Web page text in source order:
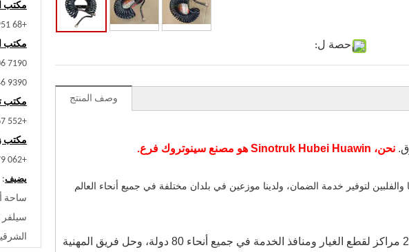
مكتب
+68 73605170951
مكتب
7190 3216806 (كره ارضيه)؛
9390 0013346 (ذكي)
مكتب
+552 367 077 080
مكتب
+062 579 000 880
يضيف:
حصة ل:
وصف المنتج
نحن، Sinotruk Hubei Huawin هو مصنع سينوتروك فرع.
لتوفير خدمة الضمان، ولدينا موزعين في بلدان مختلفة في جميع أنحاء العالم
3) في الوقت المناسب بعد البيع: لقد أنشأنا أكثر من 240 مراكز لقطع الغيار ومنافذ الخدمة في جميع أنحاء 80 دولة، وحل فريق المهنية